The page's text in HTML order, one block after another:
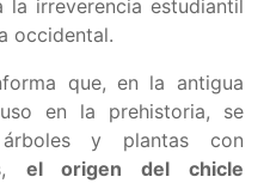
la irreverencia estudiantil
occidental.
que, en la antigua
en la prehistoria, se
y plantas con
el origen del chicle